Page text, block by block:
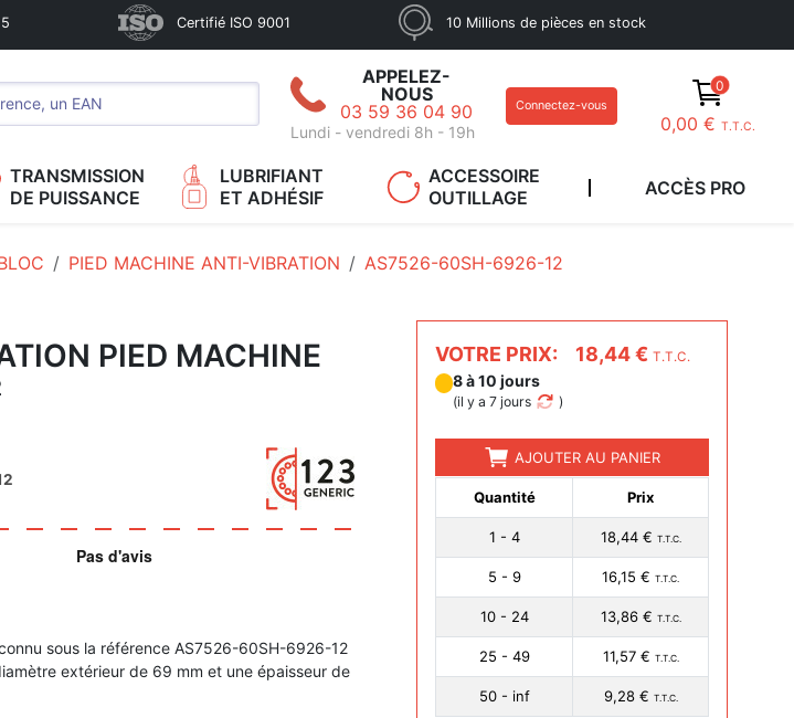
Certifié ISO 9001 10 Millions de pièces en stock
APPELEZ-
NOUS
03 59 36 04 90
Lundi - vendredi 8h - 19h
Connectez-vous
0
0,00 € T.T.C.
TRANSMISSION
DE PUISSANCE
LUBRIFIANT
ET ADHÉSIF
ACCESSOIRE
OUTILLAGE
ACCÈS PRO
PIED MACHINE ANTI-VIBRATION AS7526-60SH-6926-12
PIED MACHINE
sous la référence AS7526-60SH-6926-12
extérieur de 69 mm et une épaisseur de
VOTRE PRIX: 18,44 € T.T.C.
8 à 10 jours
(il y a 7 jours )
AJOUTER AU PANIER
Quantité Prix
1 - 4 18,44 € T.T.C.
5 - 9 16,15 € T.T.C.
10 - 24 13,86 € T.T.C.
25 - 49 11,57 € T.T.C.
50 - inf 9,28 € T.T.C.